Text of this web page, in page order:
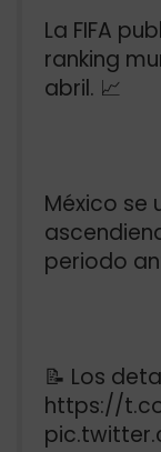
La FIFA
ranking
abril. 📈
México se
periodo
📝 Los
https://